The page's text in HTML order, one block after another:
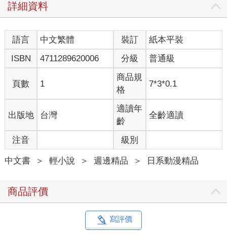
詳細資料
語言 中文繁體 裝訂
紙本平裝
ISBN
4711289620006 分級 普通級
頁數 1
商品規
格
7*3*0.1
出版地 台灣
適讀年
齡
全齡適讀
注音 級別
中文書 ＞ 輕小說 ＞ 週邊精品 ＞ 日系動漫精品
商品評價
寫評價